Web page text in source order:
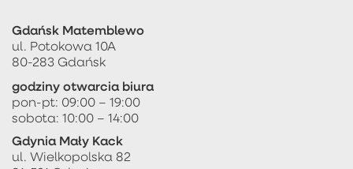
Gdańsk Matemblewo
ul. Potokowa 10A
80-283 Gdańsk
godziny otwarcia biura
pon-pt: 09:00 – 19:00
sobota: 10:00 – 14:00
Gdynia Mały Kack
ul. Wielkopolska 82